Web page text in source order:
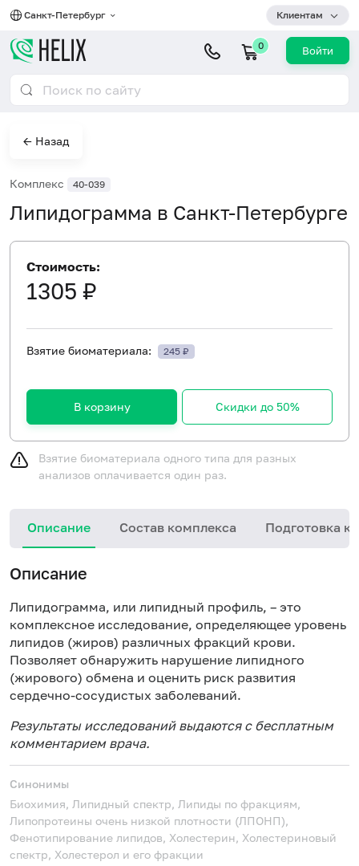
Санкт-Петербург Клиентам
0 Войти
← Назад
Комплекс 40-039
Липидограмма в Санкт-Петербурге
Стоимость:
1305 ₽
Взятие биоматериала: 245 ₽
В корзину Скидки до 50%
Взятие биоматериала одного типа для разных
анализов оплачивается один раз.
Описание Состав комплекса Подготовка к
Описание
Липидограмма, или липидный профиль, – это
комплексное исследование, определяющее уровень
липидов (жиров) различных фракций крови.
Позволяет обнаружить нарушение липидного
(жирового) обмена и оценить риск развития
сердечно-сосудистых заболеваний.
Результаты исследований выдаются с бесплатным
комментарием врача.
Синонимы
Биохимия, Липидный спектр, Липиды по фракциям,
Липопротеины очень низкой плотности (ЛПОНП),
Фенотипирование липидов, Холестерин, Холестериновый
спектр, Холестерол и его фракции